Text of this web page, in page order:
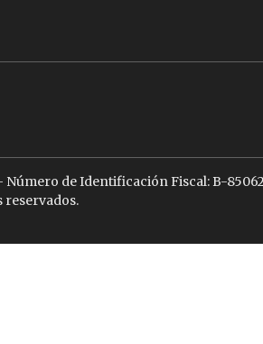
Número de Identificación Fiscal: B-
reservados.